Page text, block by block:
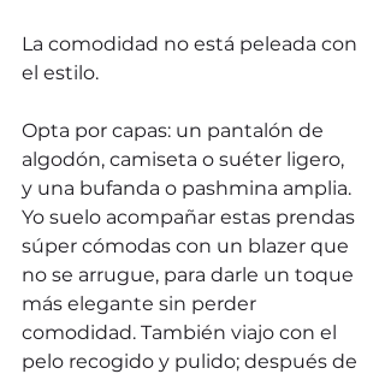
La comodidad no está peleada con
el estilo.
Opta por capas: un pantalón de
algodón, camiseta o suéter ligero,
y una bufanda o pashmina amplia.
Yo suelo acompañar estas prendas
súper cómodas con un blazer que
no se arrugue, para darle un toque
más elegante sin perder
comodidad. También viajo con el
pelo recogido y pulido; después de